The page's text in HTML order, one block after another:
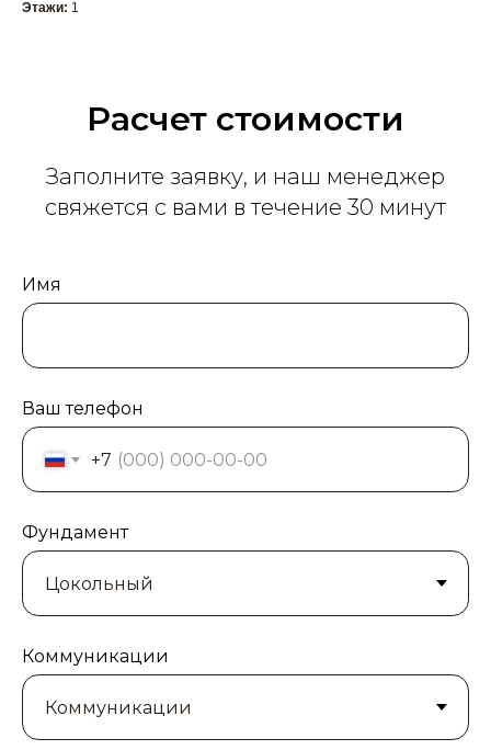
Этажи: 1
Расчет стоимости
Заполните заявку, и наш менеджер
свяжется с вами в течение 30 минут
Имя
Ваш телефон
+7
Фундамент
Коммуникации